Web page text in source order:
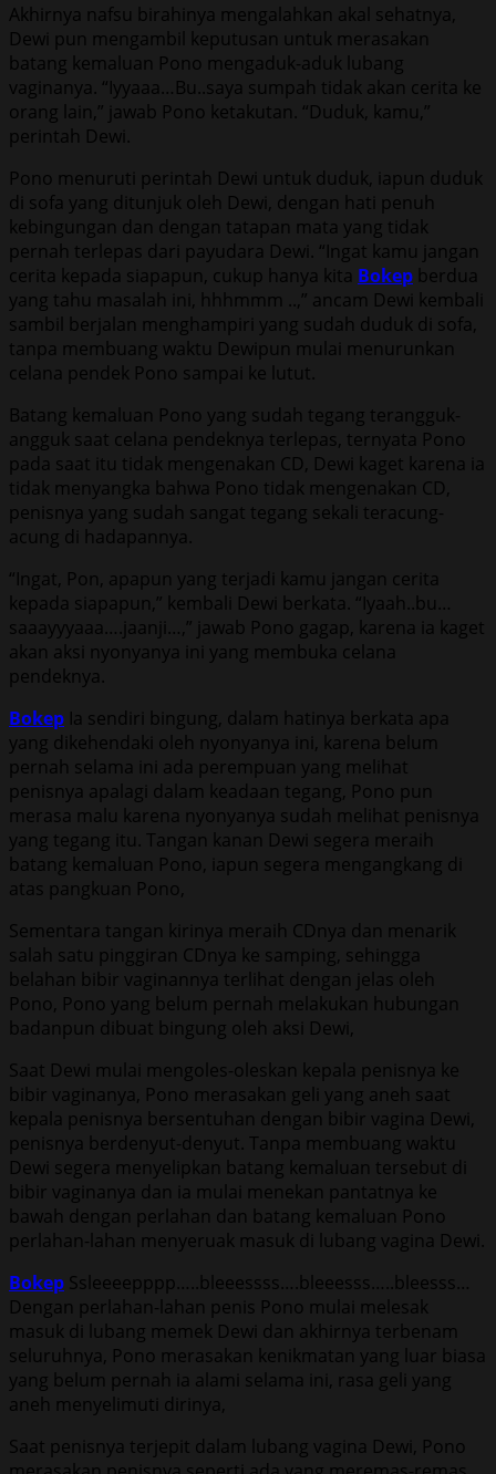
Akhirnya nafsu birahinya mengalahkan akal sehatnya,
Dewi pun mengambil keputusan untuk merasakan
batang kemaluan Pono mengaduk-aduk lubang
vaginanya. “Iyyaaa…Bu..saya sumpah tidak akan cerita ke
orang lain,” jawab Pono ketakutan. “Duduk, kamu,”
perintah Dewi.
Pono menuruti perintah Dewi untuk duduk, iapun duduk
di sofa yang ditunjuk oleh Dewi, dengan hati penuh
kebingungan dan dengan tatapan mata yang tidak
pernah terlepas dari payudara Dewi. “Ingat kamu jangan
cerita kepada siapapun, cukup hanya kita Bokep berdua
yang tahu masalah ini, hhhmmm ..,” ancam Dewi kembali
sambil berjalan menghampiri yang sudah duduk di sofa,
tanpa membuang waktu Dewipun mulai menurunkan
celana pendek Pono sampai ke lutut.
Batang kemaluan Pono yang sudah tegang terangguk-
angguk saat celana pendeknya terlepas, ternyata Pono
pada saat itu tidak mengenakan CD, Dewi kaget karena ia
tidak menyangka bahwa Pono tidak mengenakan CD,
penisnya yang sudah sangat tegang sekali teracung-
acung di hadapannya.
“Ingat, Pon, apapun yang terjadi kamu jangan cerita
kepada siapapun,” kembali Dewi berkata. “Iyaah..bu…
saaayyyaaa….jaanji…,” jawab Pono gagap, karena ia kaget
akan aksi nyonyanya ini yang membuka celana
pendeknya.
Bokep Ia sendiri bingung, dalam hatinya berkata apa
yang dikehendaki oleh nyonyanya ini, karena belum
pernah selama ini ada perempuan yang melihat
penisnya apalagi dalam keadaan tegang, Pono pun
merasa malu karena nyonyanya sudah melihat penisnya
yang tegang itu. Tangan kanan Dewi segera meraih
batang kemaluan Pono, iapun segera mengangkang di
atas pangkuan Pono,
Sementara tangan kirinya meraih CDnya dan menarik
salah satu pinggiran CDnya ke samping, sehingga
belahan bibir vaginannya terlihat dengan jelas oleh
Pono, Pono yang belum pernah melakukan hubungan
badanpun dibuat bingung oleh aksi Dewi,
Saat Dewi mulai mengoles-oleskan kepala penisnya ke
bibir vaginanya, Pono merasakan geli yang aneh saat
kepala penisnya bersentuhan dengan bibir vagina Dewi,
penisnya berdenyut-denyut. Tanpa membuang waktu
Dewi segera menyelipkan batang kemaluan tersebut di
bibir vaginanya dan ia mulai menekan pantatnya ke
bawah dengan perlahan dan batang kemaluan Pono
perlahan-lahan menyeruak masuk di lubang vagina Dewi.
Bokep Ssleeeepppp…..bleeessss….bleeesss…..bleesss…
Dengan perlahan-lahan penis Pono mulai melesak
masuk di lubang memek Dewi dan akhirnya terbenam
seluruhnya, Pono merasakan kenikmatan yang luar biasa
yang belum pernah ia alami selama ini, rasa geli yang
aneh menyelimuti dirinya,
Saat penisnya terjepit dalam lubang vagina Dewi, Pono